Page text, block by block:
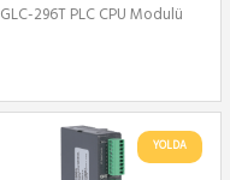
GLC-296T PLC CPU Modulü
YOLDA